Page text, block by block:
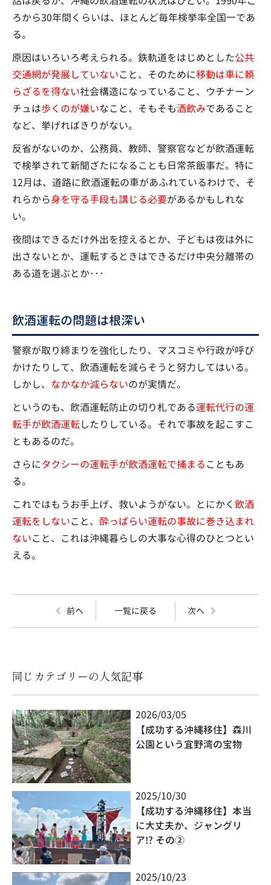
ろから30年間くらいは、ほとんど毎年検挙率全国一であ
る。
原因はいろいろ考えられる。鉄軌道をはじめとした公共
交通網が発展していないこと、そのために移動は車に頼
らざるを得ない社会構造になっていること、ウチナーン
チュは歩くのが嫌いなこと、そもそも酒飲みであること
など、挙げればきりがない。
反省がないのか、公務員、教師、警察官などが飲酒運転
で検挙されて新聞ざたになることも日常茶飯事だ。特に
12月は、道路に飲酒運転の車があふれているわけで、そ
れらから身を守る手段も講じる必要があるかもしれな
い。
夜間はできるだけ外出を控えるとか、子どもは夜は外に
出さないとか、運転するときはできるだけ中央分離帯の
ある道を選ぶとか･･･
飲酒運転の問題は根深い
警察が取り締まりを強化したり、マスコミや行政が呼び
かけたりして、飲酒運転を減らそうと努力してはいる。
しかし、 なかなか減らないのが実情だ。
というのも、飲酒運転防止の切り札である運転代行の運
転手が飲酒運転したりしている。それで事故を起こすこ
ともあるのだ。
さらにタクシーの運転手が飲酒運転で捕まることもあ
る。
これではもうお手上げ、救いようがない。とにかく飲酒
運転をしないこと、 酔っぱらい運転の事故に巻き込まれ
ないこと、これは沖縄暮らしの大事な心得のひとつとい
える。
前へ 一覧に戻る 次へ
同じカテゴリーの人気記事
2026/03/05
【成功する沖縄移住】森川
公園という宜野湾の宝物
2025/10/30
【成功する沖縄移住】本当
に大丈夫か、ジャングリ
ア!? その②
2025/10/23